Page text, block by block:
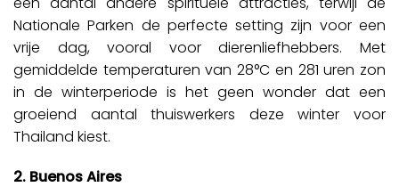
Nationale Parken de perfecte setting zijn voor een
vrije dag, vooral voor dierenliefhebbers. Met
gemiddelde temperaturen van 28°C en 281 uren zon
in de winterperiode is het geen wonder dat een
groeiend aantal thuiswerkers deze winter voor
Thailand kiest.
2. Buenos Aires